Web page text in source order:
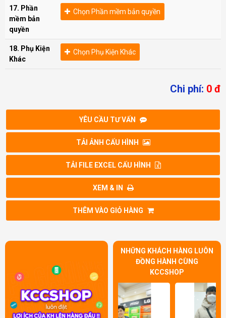
17. Phần
mềm bản
quyền
Chọn Phần mềm bản quyền
18. Phụ Kiện
Khác
Chọn Phụ Kiện Khác
Chi phí: 0 đ
YÊU CẦU TƯ VẤN
TẢI ẢNH CẤU HÌNH
TẢI FILE EXCEL CẤU HÌNH
XEM & IN
THÊM VÀO GIỎ HÀNG
NHỮNG KHÁCH HÀNG LUÔN
ĐỒNG HÀNH CÙNG
KCCSHOP